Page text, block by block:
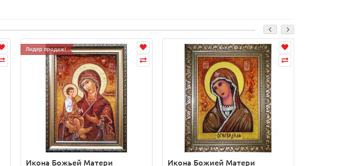
Лидер продаж!
Икона Божьей Матери
Икона Божией Матери